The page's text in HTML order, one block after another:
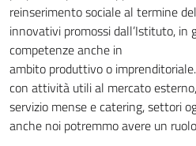
reinserimento sociale al termine
innovativi promossi dall’Istituto, in
competenze anche in
ambito produttivo o
con attività utili al mercato
servizio mense e catering, settori
anche noi potremmo avere un